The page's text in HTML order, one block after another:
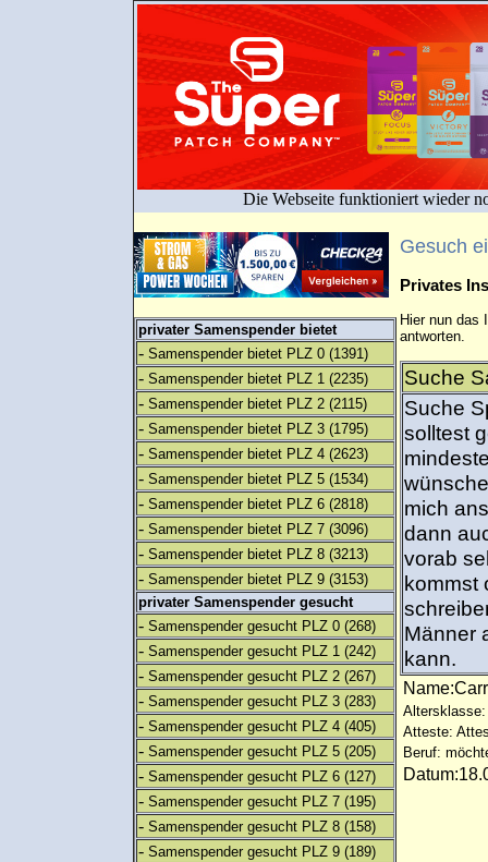
Die Webseite funktioniert wieder
privater Samenspender bietet
- Samenspender bietet PLZ 0 (1391)
- Samenspender bietet PLZ 1 (2235)
- Samenspender bietet PLZ 2 (2115)
- Samenspender bietet PLZ 3 (1795)
- Samenspender bietet PLZ 4 (2623)
- Samenspender bietet PLZ 5 (1534)
- Samenspender bietet PLZ 6 (2818)
- Samenspender bietet PLZ 7 (3096)
- Samenspender bietet PLZ 8 (3213)
- Samenspender bietet PLZ 9 (3153)
privater Samenspender gesucht
- Samenspender gesucht PLZ 0 (268)
- Samenspender gesucht PLZ 1 (242)
- Samenspender gesucht PLZ 2 (267)
- Samenspender gesucht PLZ 3 (283)
- Samenspender gesucht PLZ 4 (405)
- Samenspender gesucht PLZ 5 (205)
- Samenspender gesucht PLZ 6 (127)
- Samenspender gesucht PLZ 7 (195)
- Samenspender gesucht PLZ 8 (158)
- Samenspender gesucht PLZ 9 (189)
Gesuch
Privates
Hier nun das
antworten.
Suche
Suche
solltest
mich
dann
vorab
kommst
Männer
kann.
Atteste:
Beruf: